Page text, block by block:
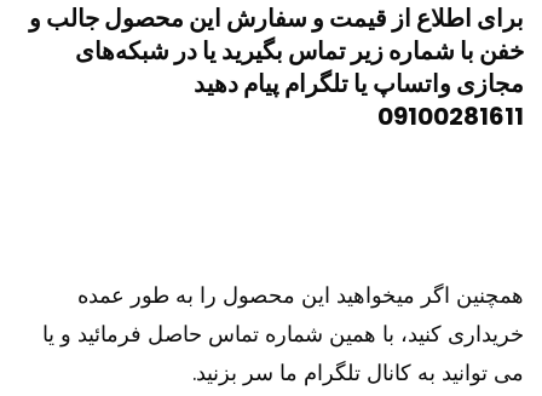
برای اطلاع از قیمت و سفارش این محصول جالب و
خفن با شماره زیر تماس بگیرید یا در شبکه‌های
مجازی واتساپ یا تلگرام پیام دهید
09100281611
همچنین اگر میخواهید این محصول را به طور عمده
خریداری کنید، با همین شماره تماس حاصل فرمائید و یا
می توانید به کانال تلگرام ما سر بزنید.